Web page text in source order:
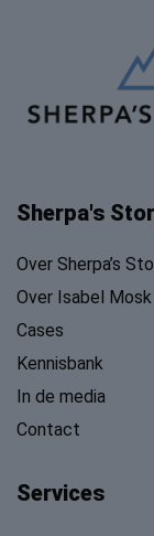
Sherpa's
Over Sherpa’s
Over Isabel Mosk
Cases
Kennisbank
In de media
Contact
Services